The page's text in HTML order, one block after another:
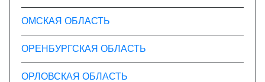
ОМСКАЯ ОБЛАСТЬ
ОРЕНБУРГСКАЯ ОБЛАСТЬ
ОРЛОВСКАЯ ОБЛАСТЬ